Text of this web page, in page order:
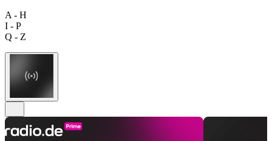
A - H
I - P
Q - Z